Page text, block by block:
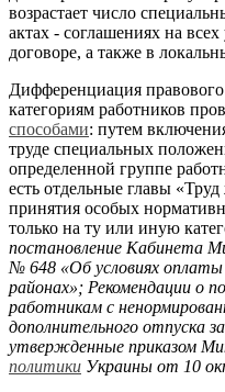
возрастает число
актах - соглашениях на
договоре, а также в
Дифференциация
категориям работников
способами: путем
труде специальных
определенной группе
есть отдельные главы
принятия особых
только на ту или иную
постановление Кабинета
№ 648 «Об условиях
районах»; Рекомендации о
работникам с
дополнительного отпуска
утвержденные приказом
политики Украины от 10